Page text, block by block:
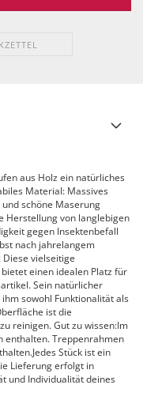
aus Holz ein natürliches
Material: Massives
schöne Maserung
Herstellung von langlebigen
gegen Insektenbefall
nach jahrelangem
vielseitige
einen idealen Platz für
Sein natürlicher
sowohl Funktionalität als
ist die
reinigen. Gut zu wissen:Im
enthalten. Treppenrahmen
Stück ist ein
Lieferung erfolgt in
und Individualität deines